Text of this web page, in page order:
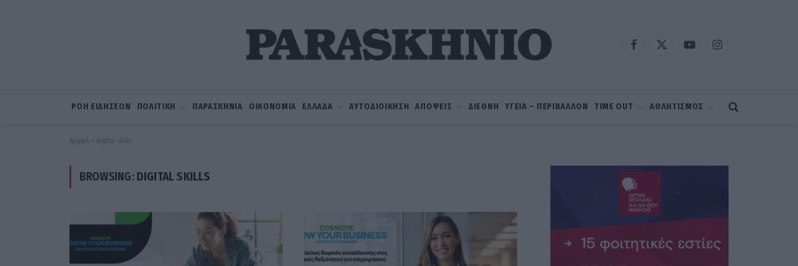
Facebook
X
YouTubeInstagram
ΡΟΗ ΕΙΔΗΣΕΩΝ ΠΟΛΙΤΙΚΗ ΠΑΡΑΣΚΗΝΙΑ ΟΙΚΟΝΟΜΙΑ ΕΛΛΑΔΑ ΑΥΤΟΔΙΟΙΚΗΣΗ ΑΠΟΨΕΙΣ ΔΙΕΘΝΗ ΥΓΕΙΑ – ΠΕΡΙΒΑΛΛΟΝ TIME OUT ΑΘΛΗΤΙΣΜΟΣ
Αρχική » digital skills
BROWSING: DIGITAL SKILLS